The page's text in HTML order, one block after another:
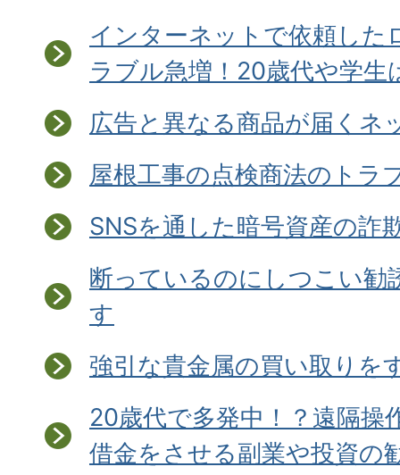
インターネットで依頼した
ラブル急増！20歳代や学生
広告と異なる商品が届くネ
屋根工事の点検商法のトラ
SNSを通した暗号資産の詐
断っているのにしつこい勧
す
強引な貴金属の買い取りを
20歳代で多発中！？遠隔操
借金をさせる副業や投資の